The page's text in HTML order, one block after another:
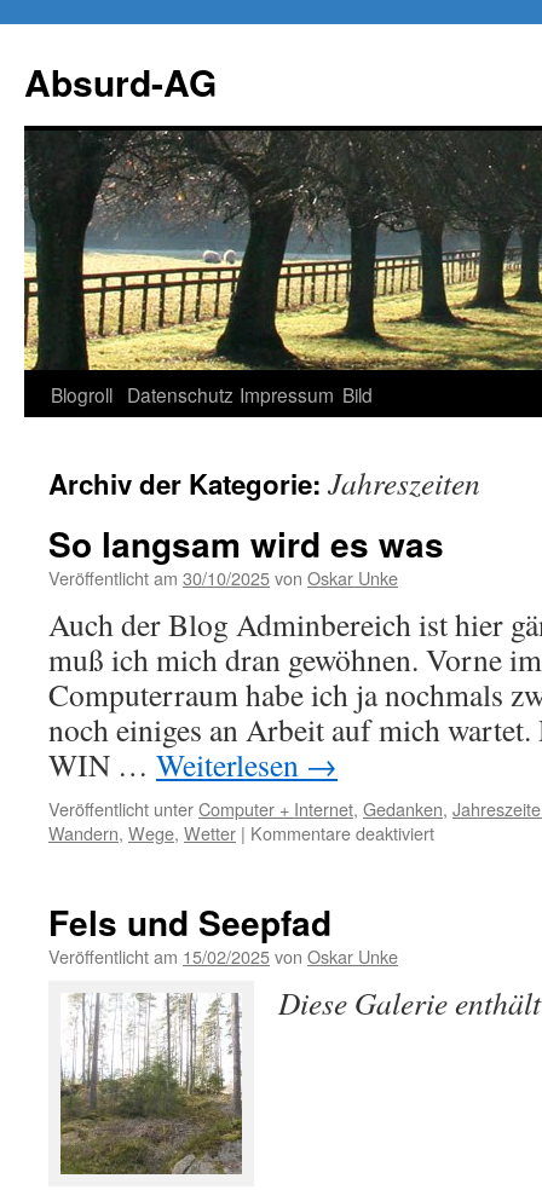
springen
Absurd-AG
Blogroll Datenschutz Impressum Bild
Archiv der Kategorie: Jahreszeiten
So langsam wird es was
Veröffentlicht am 30/10/2025von Oskar Unke
Auch der Blog Adminbereich ist hier
muß ich mich dran gewöhnen. Vorne
Computerraum habe ich ja nochmals
noch einiges an Arbeit auf mich
WIN … Weiterlesen →
Veröffentlicht unterComputer + Internet, Gedanken,
Wandern, Wege, Wetter | Kommentare deaktiviertfür
Fels und Seepfad
Veröffentlicht am 15/02/2025von Oskar Unke
Diese Galerie